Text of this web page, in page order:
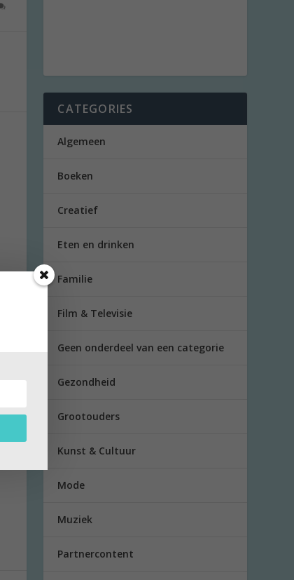
CATEGORIES
Algemeen
Boeken
Creatief
Eten en drinken
Familie
Film & Televisie
Geen onderdeel van een categorie
Gezondheid
Grootouders
Kunst & Cultuur
Mode
Muziek
Partnercontent